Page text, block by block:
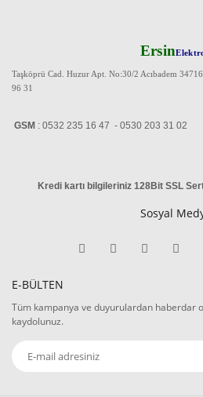
Ersin
Taşköprü Cad. Huzur Apt. No:30/2 Acıbadem
96 31
GSM : 0532 235 16 47 - 0530 203 31
Kredi kartı bilgileriniz 128Bit SSL
Sosyal
E-BÜLTEN
Tüm kampanya ve duyurulardan haberdar
kaydolunuz.